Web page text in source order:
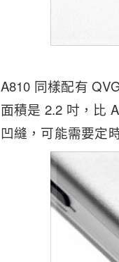
A810 同樣配有
面積是 2.2 吋，比
凹縫，可能需要定